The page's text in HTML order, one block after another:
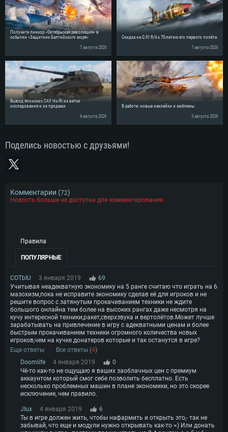
Получите линкор «Октябрьская революция» в
событии «Защитник Балтийского моря»
7 августа 2026
Скидка на G.91 R/4 к 70-летию его первого полёта
7 августа 2026
Вывод японских САУ Ho-Ri из ветки
исследования и из продажи
6 августа 2026
В работе: новые наклейки и эмблемы
3 августа 2026
Поделись новостью с друзьями!
Комментарии (72)
Новость больше не доступна для комментирования
Правила
ПОПУЛЯРНЫЕ
COTbIU 3 января 2019
69
Учитывая неадекватную экономику на 5 ранге считаю что играть на 6
мазохизм,пока не исправите экономику сделав её для игроков и не
решите вопрос с затянутым прокачиванием техники не ждите
большого онлайна тем более на высоких рангах даже несмотря на
кучу интересной техники,ракет,сверхзвука и вертолётов.Может лучше
зарабатывать на привлечение в игру с адекватными ценам и более
быстрым прокачиванием техники огромного количества новых
игроков,чем на кучке донатеров которые и так останутся в игре?
Еще ответы
Все ответы (4)
Doomlife
4 января 2019
0
Чё-то как-то не ощущаю я ваших заоблачных цен с премиум
аккаунтом который смог себе позволить бесплатно. Есть
несколько проблемных машин в плане экономики, но это скорее
исключение, чем правило.
JIux 4 января 2019
6
Ты в игре должен жить, чтобы нафармить и открыть это,- так не
забывай, что еще и модули нужно открывать как-то =) Или донать